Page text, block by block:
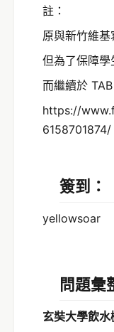
註：
原與新竹維基
但為了保障學
而繼續於 TAB
https://
6158701874/
簽到：
yellowsoar
問題彙
玄奘大學飲水